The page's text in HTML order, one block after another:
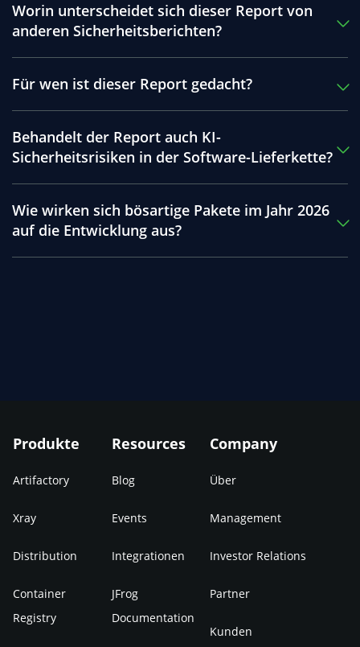
Worin unterscheidet sich dieser Report von
anderen Sicherheitsberichten?
Für wen ist dieser Report gedacht?
Behandelt der Report auch KI-
Sicherheitsrisiken in der Software-Lieferkette?
Wie wirken sich bösartige Pakete im Jahr 2026
auf die Entwicklung aus?
Produkte
Artifactory
Xray
Distribution
Container
Registry
Resources
Blog
Events
Integrationen
JFrog
Documentation
Company
Über
Management
Investor Relations
Partner
Kunden